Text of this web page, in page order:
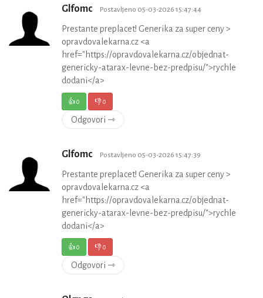
Glfomc Postavljeno 05-03-2026 15:47:44
Prestante preplacet! Generika za super ceny >
opravdovalekarna.cz <a
href="https://opravdovalekarna.cz/objednat-
genericky-atarax-levne-bez-predpisu/">rychle
dodani</a>
👍0 👎0
Odgovori ⇾
Glfomc Postavljeno 05-03-2026 15:47:39
Prestante preplacet! Generika za super ceny >
opravdovalekarna.cz <a
href="https://opravdovalekarna.cz/objednat-
genericky-atarax-levne-bez-predpisu/">rychle
dodani</a>
👍0 👎0
Odgovori ⇾